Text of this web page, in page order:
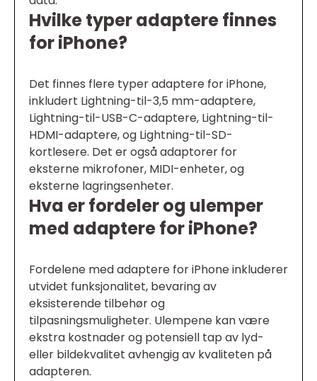
Hvilke typer adaptere finnes
for iPhone?
Det finnes flere typer adaptere for iPhone,
inkludert Lightning-til-3,5 mm-adaptere,
Lightning-til-USB-C-adaptere, Lightning-til-
HDMI-adaptere, og Lightning-til-SD-
kortlesere. Det er også adaptorer for
eksterne mikrofoner, MIDI-enheter, og
eksterne lagringsenheter.
Hva er fordeler og ulemper
med adaptere for iPhone?
Fordelene med adaptere for iPhone inkluderer
utvidet funksjonalitet, bevaring av
eksisterende tilbehør og
tilpasningsmuligheter. Ulempene kan være
ekstra kostnader og potensiell tap av lyd-
eller bildekvalitet avhengig av kvaliteten på
adapteren.